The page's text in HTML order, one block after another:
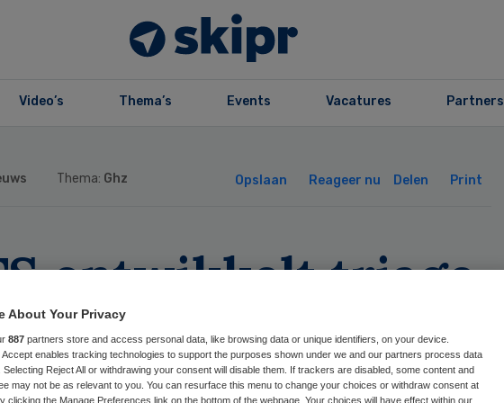
Video’s Thema’s Events Vacatures Partners
Thema: Ghz Opslaan Reageer nu Delen Print
ontwikkelt triage
zorg ouderen en
About Your Privacy
887 partners store and access personal data, like browsing data or unique identifiers, on your device.
Accept enables tracking technologies to support the purposes shown under we and our partners process data
Selecting Reject All or withdrawing your consent will disable them. If trackers are disabled, some content and
may not be as relevant to you. You can resurface this menu to change your choices or withdraw consent at
clicking the Manage Preferences link on the bottom of the webpage. Your choices will have effect within our